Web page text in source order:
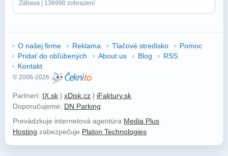
Zábava | 136990 zobrazení
O našej firme Reklama Tlačové stredisko
Pomoc
Pridať do obľúbených
About us Blog
RSS
Kontakt
© 2006-2026
Partneri: IX.sk | xDisk.cz | iFaktury.sk
Doporučujeme: DN Parking
Prevádzkuje internetová agentúra Media Plus
Hosting zabezpečuje Platon Technologies